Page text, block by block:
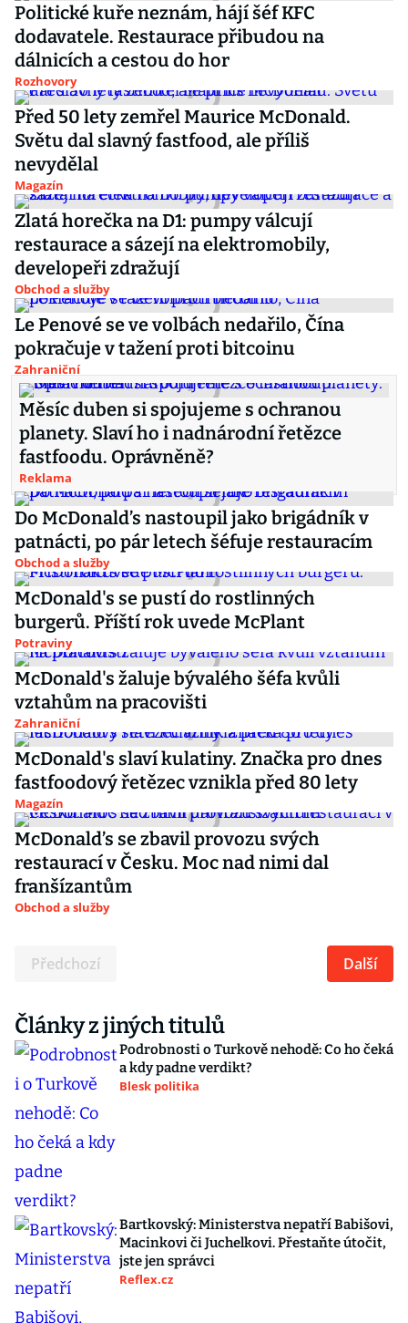
Politické kuře neznám, hájí šéf KFC
dodavatele. Restaurace přibudou na
dálnicích a cestou do hor
Rozhovory
Před 50 lety zemřel Maurice McDonald.
Světu dal slavný fastfood, ale příliš
nevydělal
Magazín
Zlatá horečka na D1: pumpy válcují
restaurace a sázejí na elektromobily,
developeři zdražují
Obchod a služby
Le Penové se ve volbách nedařilo, Čína
pokračuje v tažení proti bitcoinu
Zahraniční
Měsíc duben si spojujeme s ochranou
planety. Slaví ho i nadnárodní řetězce
fastfoodu. Oprávněně?
Reklama
Do McDonald’s nastoupil jako brigádník v
patnácti, po pár letech šéfuje restauracím
Obchod a služby
McDonald's se pustí do rostlinných
burgerů. Příští rok uvede McPlant
Potraviny
McDonald's žaluje bývalého šéfa kvůli
vztahům na pracovišti
Zahraniční
McDonald's slaví kulatiny. Značka pro dnes
fastfoodový řetězec vznikla před 80 lety
Magazín
McDonald’s se zbavil provozu svých
restaurací v Česku. Moc nad nimi dal
franšízantům
Obchod a služby
Předchozí Další
Články z jiných titulů
Podrobnosti o Turkově nehodě: Co ho čeká
a kdy padne verdikt?
Blesk politika
Bartkovský: Ministerstva nepatří Babišovi,
Macinkovi či Juchelkovi. Přestaňte útočit,
jste jen správci
Reflex.cz